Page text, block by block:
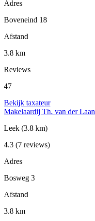
Adres
Boveneind 18
Afstand
3.8 km
Reviews
47
Bekijk taxateur
Makelaardij Th. van der Laan
Leek (3.8 km)
4.3 (7 reviews)
Adres
Bosweg 3
Afstand
3.8 km